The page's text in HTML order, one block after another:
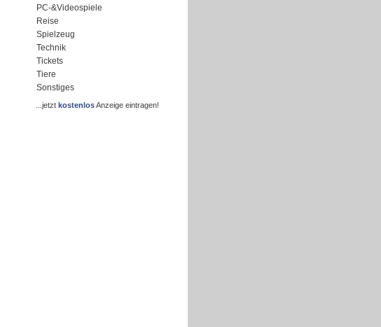
PC-&Videospiele
Reise
Spielzeug
Technik
Tickets
Tiere
Sonstiges
...jetzt kostenlosAnzeige eintragen!